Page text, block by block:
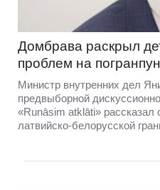
Домбравa раскрыл
проблем на
Министр внутренних дел
предвыборной
«Runāsim atklāti» рассказал
латвийско-белорусской